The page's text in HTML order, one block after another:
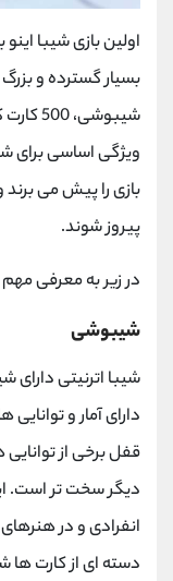
اولین بازی شیبا اینو
ویژگی اساسی برای
بازی را پیش می
پیروز شوند.
در زیر به معرفی
شیبوشی
شیبا اترنیتی
دارای آمار و
قفل برخی از
دیگر سخت ‌تر است.
انفرادی و در
دسته ای از کارت ها